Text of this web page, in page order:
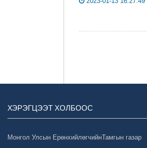
ХЭРЭГЦЭЭТ ХОЛБООС
Монгол Улсын ЕрөнхийлөгчийнТамгын газар